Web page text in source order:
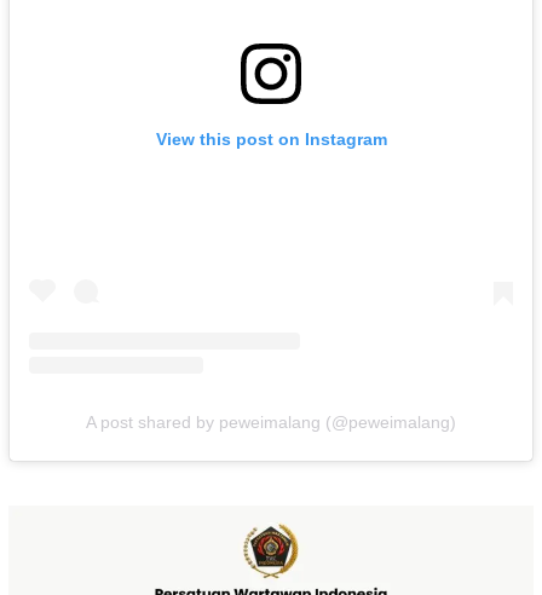
View this post on Instagram
A post shared by peweimalang (@peweimalang)